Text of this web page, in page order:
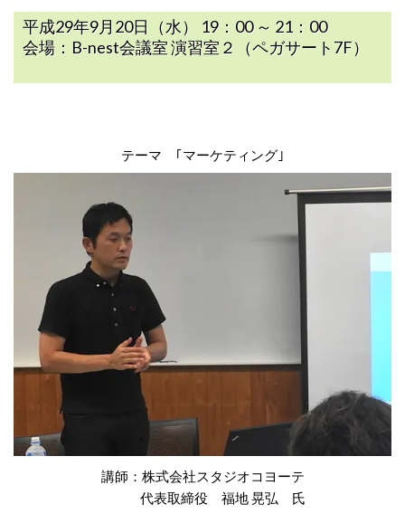
平成29年9月20日（水） 19：00 ～ 21：00
会場：B-nest会議室 演習室２（ペガサート7F）
テーマ ｢マーケティング｣
講師：株式会社スタジオコヨーテ
代表取締役 福地 晃弘 氏